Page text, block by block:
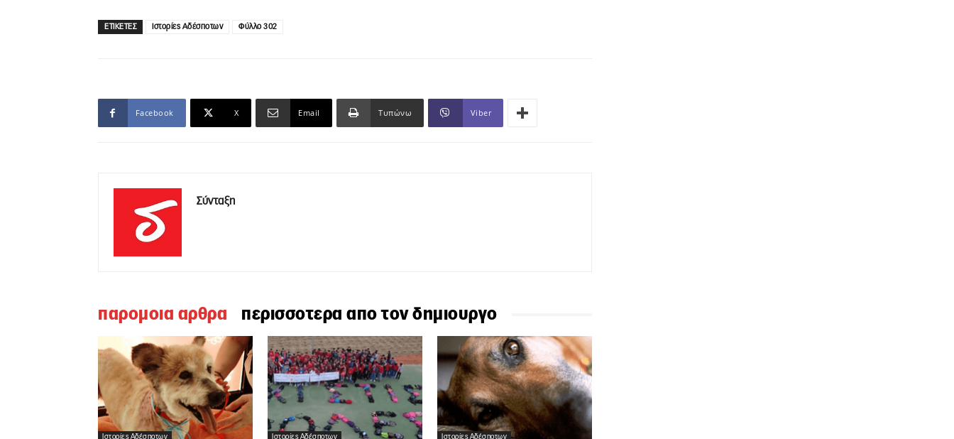
ΕΤΙΚΕΤΕΣ Ιστορίες Αδέσποτων Φύλλο 302
Facebook X Email Τυπώνω Viber
Σύνταξη
παρομοια αρθρα περισσοτερα απο τον δημιουργο
Ιστορίες Αδέσποτων Ιστορίες Αδέσποτων Ιστορίες Αδέσποτων